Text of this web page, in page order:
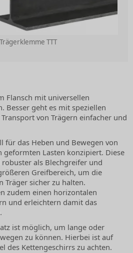
TTT
Flansch mit universellen
Besser geht es mit speziellen
von Trägern einfacher und
für das Heben und Bewegen von
geformten Lasten konzipiert. Diese
als Blechgreifer und
Greifbereich, um die
Träger sicher zu halten.
zudem einen horizontalen
und erleichtern damit das
ist möglich, um lange oder
zu können. Hierbei ist auf
des Kettengeschirrs zu achten.